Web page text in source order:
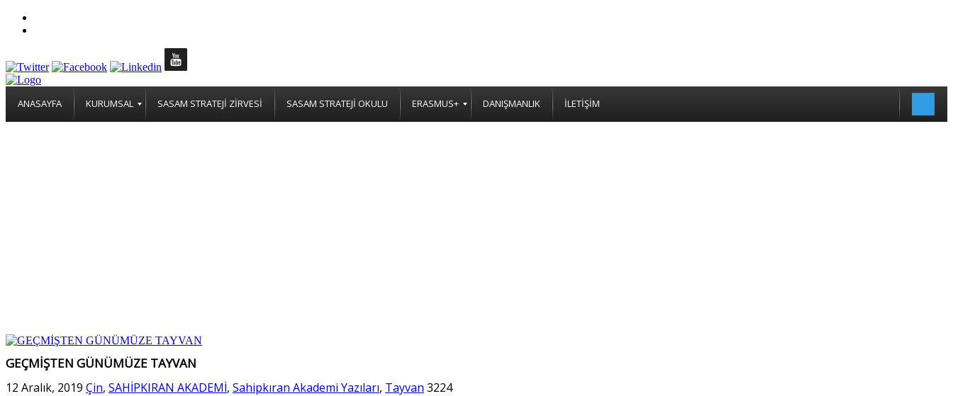
ANASAYFA KURUMSAL SASAM STRATEJİ ZİRVESİ SASAM STRATEJİ OKULU ERASMUS+ DANIŞMANLIK İLETİŞİM
GEÇMİŞTEN GÜNÜMÜZE TAYVAN
12 Aralık, 2019 Çin, SAHİPKIRAN AKADEMİ, Sahipkıran Akademi Yazıları, Tayvan 3224